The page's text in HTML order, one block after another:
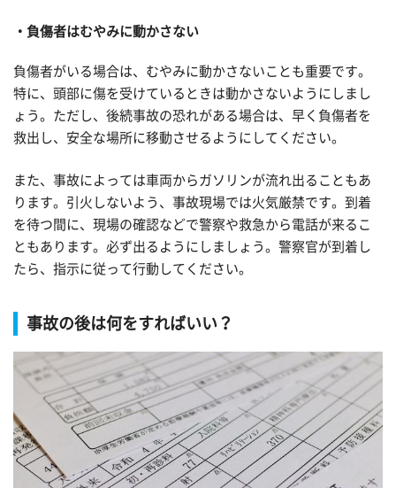
負傷者はむやみに動かさない
負傷者がいる場合は、むやみに動かさないことも重要です。
特に、頭部に傷を受けているときは動かさないようにしまし
ょう。ただし、後続事故の恐れがある場合は、早く負傷者を
救出し、安全な場所に移動させるようにしてください。
また、事故によっては車両からガソリンが流れ出ることもあ
ります。引火しないよう、事故現場では火気厳禁です。到着
を待つ間に、現場の確認などで警察や救急から電話が来るこ
ともあります。必ず出るようにしましょう。警察官が到着し
たら、指示に従って行動してください。
事故の後は何をすればいい？